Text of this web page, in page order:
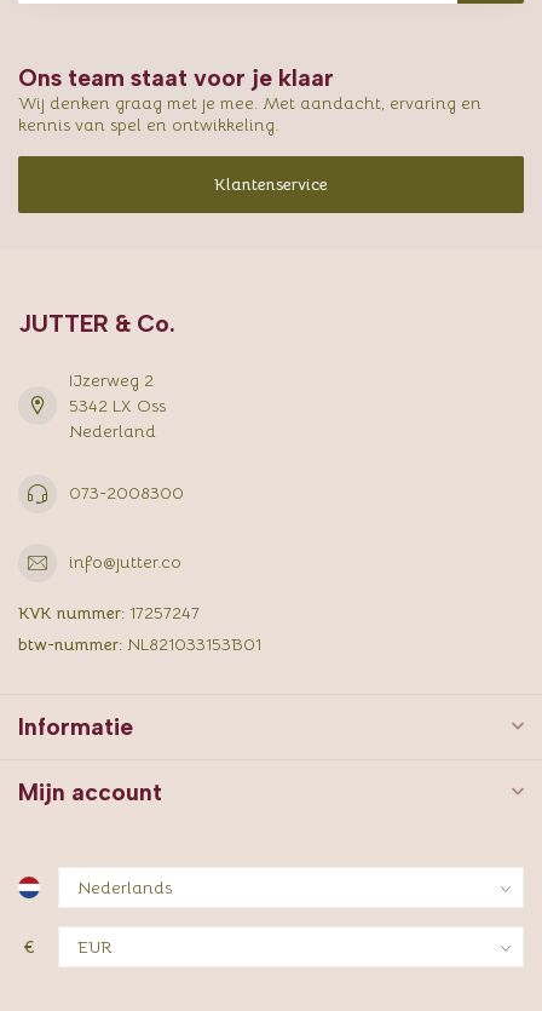
Ons team staat voor je klaar
Wij denken graag met je mee. Met aandacht, ervaring en
kennis van spel en ontwikkeling.
Klantenservice
JUTTER & Co.
IJzerweg 2
5342 LX Oss
Nederland
073-2008300
info@jutter.co
KVK nummer: 17257247
btw-nummer: NL821033153B01
Informatie
Mijn account
€